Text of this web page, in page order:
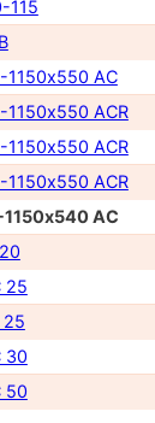
115
1150х550 AC
1150х550 ACR
1150х550 ACR
1150х550 ACR
1150х540 AC
25
25
30
50